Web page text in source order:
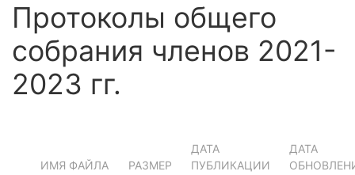
Протоколы общего
собрания членов 2021-
2023 гг.
ИМЯ ФАЙЛА РАЗМЕР
ДАТА
ПУБЛИКАЦИИ
ДАТА